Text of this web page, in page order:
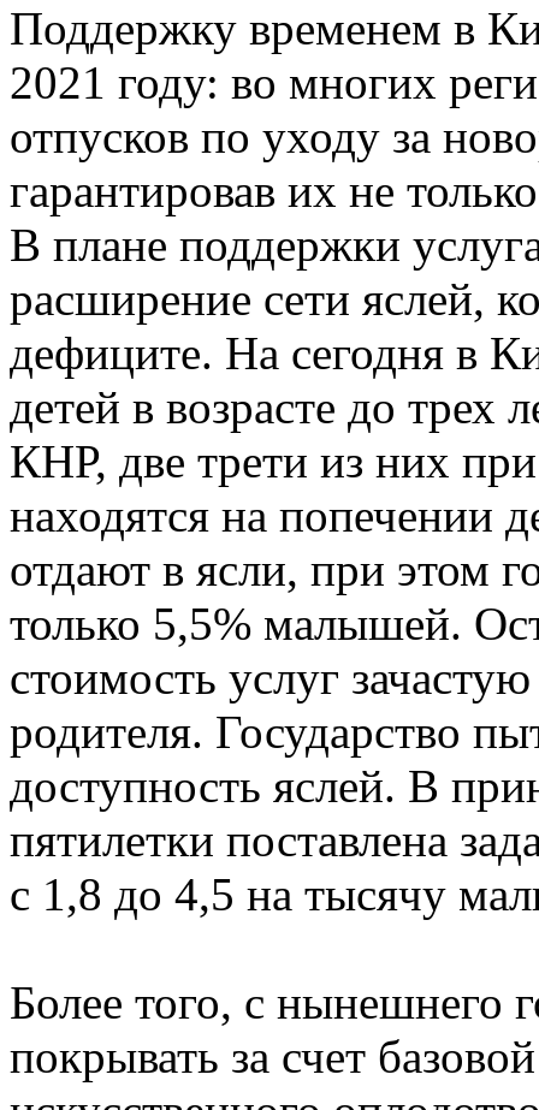
Поддержку временем в
2021 году: во многих
отпусков по уходу за
гарантировав их не
В плане поддержки
расширение сети яслей,
дефиците. На сегодня в
детей в возрасте до трех
КНР, две трети из них
находятся на попечении
отдают в ясли, при этом
только 5,5% малышей.
стоимость услуг
родителя. Государство
доступность яслей. В
пятилетки поставлена
с 1,8 до 4,5 на тысячу
Более того, с нынешнего
покрывать за счет